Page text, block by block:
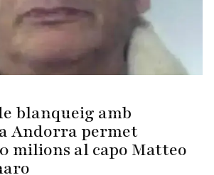
blanqueig amb
Andorra permet
milions al capo Matteo